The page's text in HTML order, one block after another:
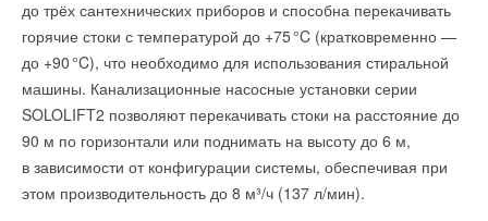
до трёх сантехнических приборов и способна перекачивать
горячие стоки с температурой до +75°C (кратковременно —
до +90°C), что необходимо для использования стиральной
машины. Канализационные насосные установки серии
SOLOLIFT2 позволяют перекачивать стоки на расстояние до
90 м по горизонтали или поднимать на высоту до 6 м,
в зависимости от конфигурации системы, обеспечивая при
этом производительность до 8 м³/ч (137 л/мин).